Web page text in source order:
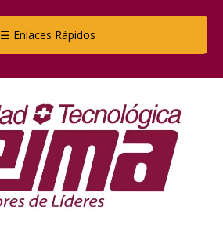
☰ Enlaces Rápidos